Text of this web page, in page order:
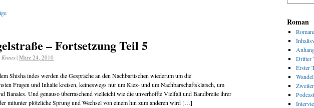
– Fortsetzung Teil 5
Kraus| März 24, 2010
Shisha indes werden die Gespräche an den Nachbartischen wiederum um die
Fragen und Inhalte kreisen, keineswegs nur um Kiez- und um Nachbarschaftsklatsch, um
Banales. Und genauso überraschend vielleicht wie die unverhoffte Vielfalt und Bandbreite ihrer
mitunter plötzliche Sprung und Wechsel von einem hin zum anderen wird […]
Roman
Dritter
Erster
Podcast